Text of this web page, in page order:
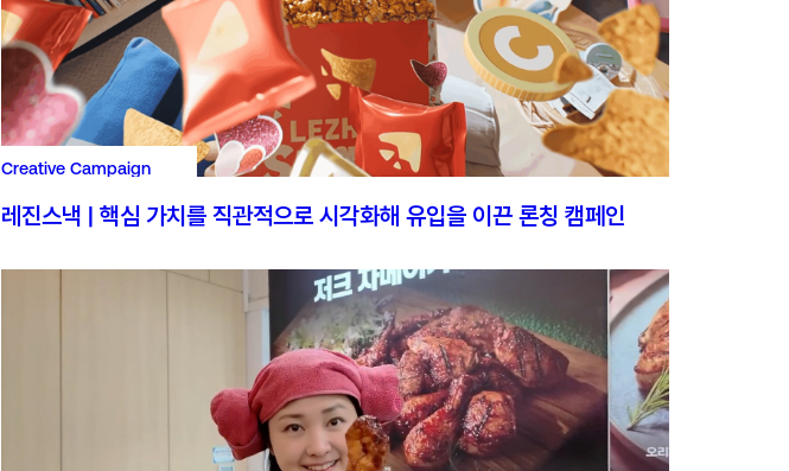
Creative Campaign
레진스낵 | 핵심 가치를 직관적으로 시각화해 유입을 이끈 론칭 캠페인